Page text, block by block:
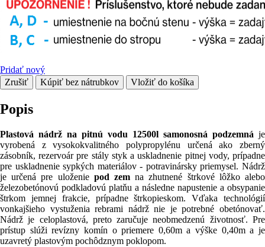
Pridať nový
Zrušiť
Kúpiť bez nátrubkov Vložiť do košíka
Popis
Plastová nádrž na pitnú vodu 12500l samonosná podzemná je
vyrobená z vysokokvalitného polypropylénu určená ako zberný
zásobník, rezervoár pre stály styk a uskladnenie pitnej vody, prípadne
pre uskladnenie sypkých materiálov - potravinársky priemysel. Nádrž
je určená pre uloženie pod zem na zhutnené štrkové lôžko alebo
železobetónovú podkladovú platňu a následne napustenie a obsypanie
štrkom jemnej frakcie, prípadne štrkopieskom. Vďaka technológií
vonkajšieho vystuženia rebrami nádrž nie je potrebné obetónovať.
Nádrž je celoplastová, preto zaručuje neobmedzenú životnosť. Pre
prístup slúži revízny komín o priemere 0,60m a výške 0,40m a je
uzavretý plastovým pochôdznym poklopom.